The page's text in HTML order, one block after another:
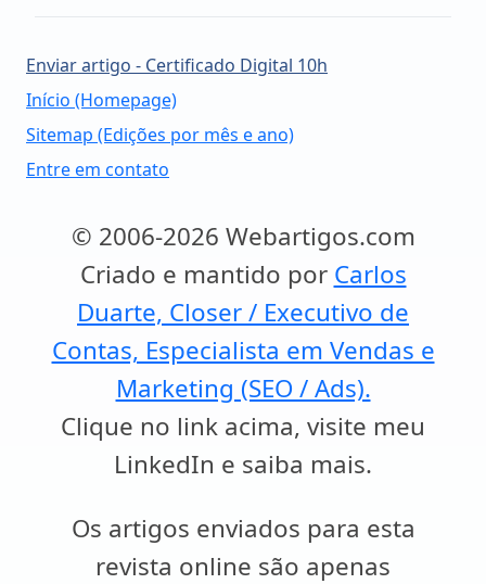
Enviar artigo - Certificado Digital 10h
Início (Homepage)
Sitemap (Edições por mês e ano)
Entre em contato
© 2006-2026 Webartigos.com
Criado e mantido por Carlos
Duarte, Closer / Executivo de
Contas, Especialista em Vendas e
Marketing (SEO / Ads).
Clique no link acima, visite meu
LinkedIn e saiba mais.
Os artigos enviados para esta
revista online são apenas